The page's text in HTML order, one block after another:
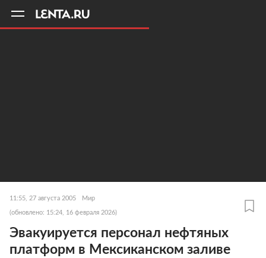
11:55, 27 августа 2005 Мир
(обновлено: 15:24, 16 февраля 2026)
Эвакуируется персонал нефтяных
платформ в Мексиканском заливе